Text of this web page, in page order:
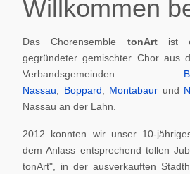
Willkommen
Das Chorensemble tonArt ist
gegründeter gemischter Chor aus
Verbandsgemeinden
Nassau
Boppard Montabaur und
Nassau an der Lahn.
2012 konnten wir unser 10-
dem Anlass entsprechend tollen
tonArt", in der ausverkauften